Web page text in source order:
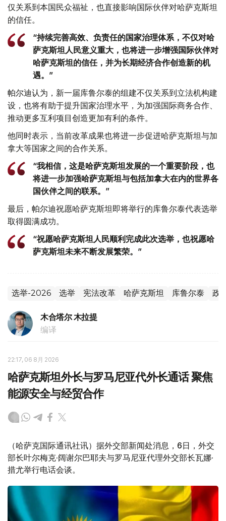
仅关系到本国民众福祉，也直接影响国际伙伴对哈萨克斯坦
的信任。
“持续完善高效、负责任的国家治理体系，不仅对哈
萨克斯坦人民意义重大，也将进一步增强国际伙伴对
哈萨克斯坦的信任，并为长期经济合作创造新的机
遇。”
帕尔迪认为，新一届库鲁尔泰的组建不仅关系到立法机构建
设，也将有助于提升国家治理水平，为加强国际商务合作、
推动更多互利项目创造更加有利的条件。
他同时表示，当前改革成果也将进一步促进哈萨克斯坦与加
拿大等国家之间的合作关系。
“我相信，这是哈萨克斯坦发展的一个重要阶段，也
将进一步加强哈萨克斯坦与包括加拿大在内的世界各
国伙伴之间的联系。”
最后，帕尔迪祝愿哈萨克斯坦即将举行的库鲁尔泰代表选举
取得圆满成功。
“祝愿哈萨克斯坦人民顺利完成此次选举，也祝愿哈
萨克斯坦未来不断发展繁荣。”
选举-2026 选举 宪法改革 哈萨克斯坦 库鲁尔泰 政
木合塔尔 木拉提
编译
22:17, 06 8月 2026
哈萨克斯坦外长与罗马尼亚代外长通话 聚焦
能源安全与经贸合作
（哈萨克国际通讯社讯）据外交部新闻处消息，6日，外交
部长叶尔梅克·阔谢尔巴耶夫与罗马尼亚代理外交部长瓦娜·
措尤举行电话会谈。